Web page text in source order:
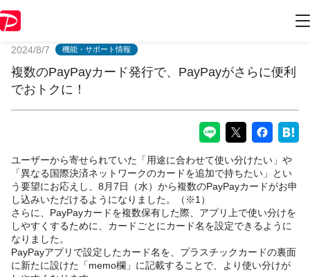
2024/8/7 機能・サポート情報
複数のPayPayカード発行で、PayPayがさらに便利
でおトクに！
ユーザーから寄せられていた「用途に合わせて使い分けたい」や
「異なる国際決済ネットワークのカードを追加で持ちたい」とい
う要望にお応えし、8月7日（水）から複数のPayPayカードがお申
し込みいただけるようになりました。（※1）
さらに、PayPayカードを複数保有した際、アプリ上で使い分けを
しやすくするために、カードごとにカード名を設定できるように
なりました。
PayPayアプリで設定したカード名を、プラスチックカードの裏面
に新たに設けた「memo欄」に記載することで、より使い分けが